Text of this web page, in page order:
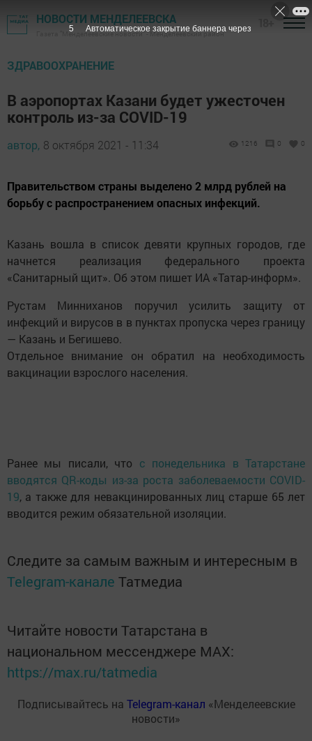
НОВОСТИ МЕНДЕЛЕЕВСКА
Газета "Менделеевские новости" - Менделеевский район
ЗДРАВООХРАНЕНИЕ
В аэропортах Казани будет ужесточен
контроль из-за COVID-19
автор, 8 октября 2021 - 11:34 1216 0 0
Правительством страны выделено 2 млрд рублей на
борьбу с распространением опасных инфекций.
Казань вошла в список девяти крупных городов, где
начнется реализация федерального проекта
«Санитарный щит». Об этом пишет ИА «Татар-информ».
Рустам Минниханов поручил усилить защиту от
инфекций и вирусов в в пунктах пропуска через границу
— Казань и Бегишево.
Отдельное внимание он обратил на необходимость
вакцинации взрослого населения.
Ранее мы писали, что с понедельника в Татарстане
вводятся QR-коды из-за роста заболеваемости COVID-
19, а также для невакцинированных лиц старше 65 лет
вводится режим обязательной изоляции.
Следите за самым важным и интересным в
Telegram-канале Татмедиа
Читайте новости Татарстана в
национальном мессенджере MАХ:
https://max.ru/tatmedia
Подписывайтесь на Telegram-канал «Менделеевские
новости»
4 Автоматическое закрытие баннера через